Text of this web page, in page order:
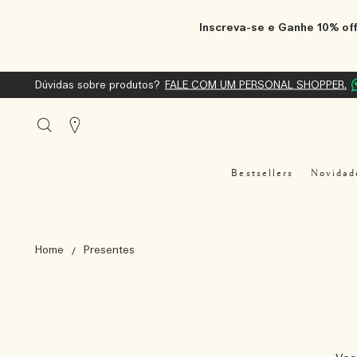
Inscreva-se e Ganhe 10%
Dúvidas sobre produtos? FALE COM UM PERSONAL SHOPPER.
Bestsellers
Stores
Home Presentes